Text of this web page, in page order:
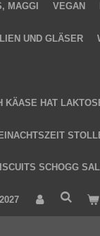
MAGGI VEGAN
UND GLÄSER
KÄASE HAT
SCHOGG